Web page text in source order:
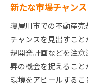
新たな市場チャン
寝屋川市での不動産
チャンスを見出すこ
規開発計画などを注
昇の機会を捉えるこ
環境をアピールする